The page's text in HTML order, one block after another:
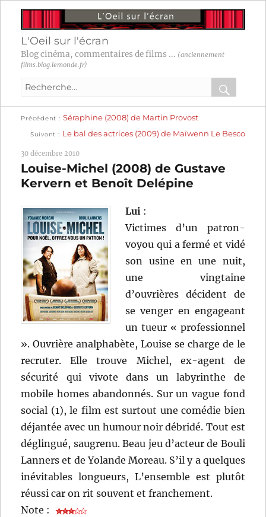
L'Oeil sur l'écran
Blog cinéma, commentaires de films ... (anciennement
films.blog.lemonde.fr)
Recherche
:
OK
Navigation
l’article
Précédent
précédente :
Séraphine (2008) de Martin Provost
Suivant
suivante :
Le bal des actrices (2009) de Maïwenn Le Besco
30 décembre 2010
Louise-Michel (2008) de Gustave
Kervern et Benoît Delépine
Lui :
Victimes d’un patron-
voyou qui a fermé et vidé
son usine en une nuit,
une vingtaine
d’ouvrières décident de
se venger en engageant
un tueur « professionnel
». Ouvrière analphabète, Louise se charge de le
recruter. Elle trouve Michel, ex-agent de
sécurité qui vivote dans un labyrinthe de
mobile homes abandonnés. Sur un vague fond
social (1), le film est surtout une comédie bien
déjantée avec un humour noir débridé. Tout est
déglingué, saugrenu. Beau jeu d’acteur de Bouli
Lanners et de Yolande Moreau. S’il y a quelques
inévitables longueurs, L’ensemble est plutôt
réussi car on rit souvent et franchement.
Note :